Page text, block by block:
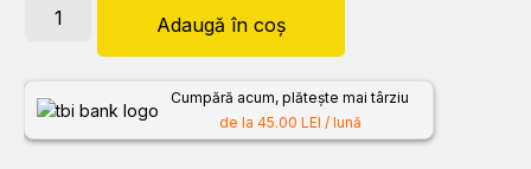
Adaugă în coș
Cumpără acum, plătește mai târziu
de la 45.00 LEI / lună